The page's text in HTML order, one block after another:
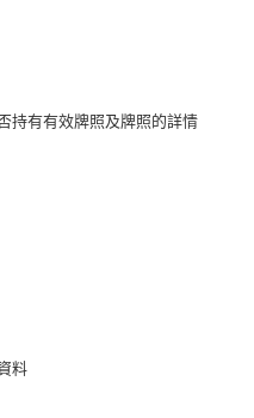
持有有效牌照及牌照的詳情
料